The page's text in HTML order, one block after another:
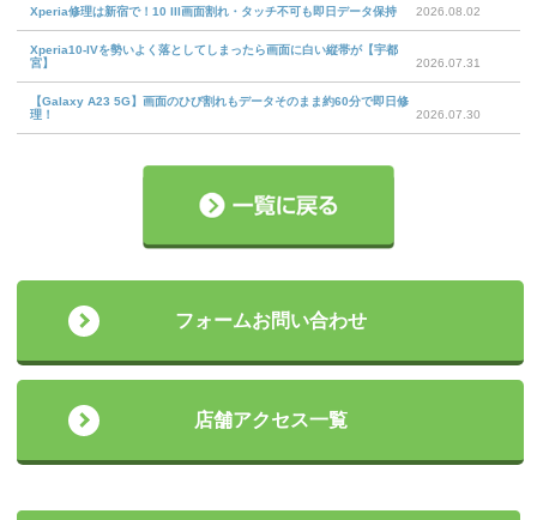
Xperia修理は新宿で！10 III画面割れ・タッチ不可も即日データ保持 2026.08.02
Xperia10-IVを勢いよく落としてしまったら画面に白い縦帯が【宇都
宮】
2026.07.31
【Galaxy A23 5G】画面のひび割れもデータそのまま約60分で即日修
理！
2026.07.30
フォームお問い合わせ
店舗アクセス一覧